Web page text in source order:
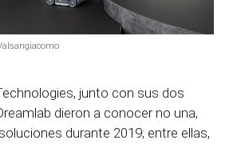
junto con sus dos
dieron a conocer no una,
durante 2019; entre ellas,